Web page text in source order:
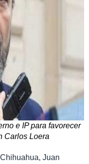
e IP para favorecer
Carlos Loera
Juan